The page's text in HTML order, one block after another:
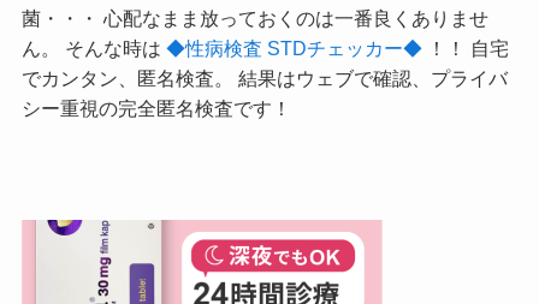
菌・・・ 心配なまま放っておくのは一番良くありませ
ん。 そんな時は ◆性病検査 STDチェッカー◆！！ 自宅
でカンタン、匿名検査。 結果はウェブで確認、プライバ
シー重視の完全匿名検査です！